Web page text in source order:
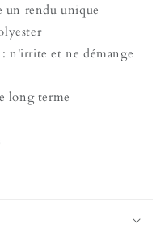
un rendu unique
n'irrite et ne démange
long terme